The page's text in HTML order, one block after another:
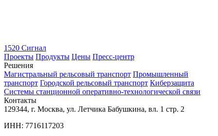
1520 Сигнал
Проекты Продукты Цены Пресс-центр
Решения
Магистральный рельсовый транспорт Промышленный
транспорт Городской рельсовый транспорт Киберзащита
Системы станционной оперативно-технологической связи
Контакты
129344, г. Москва, ул. Летчика Бабушкина, вл. 1 стр. 2
ИНН: 7716117203